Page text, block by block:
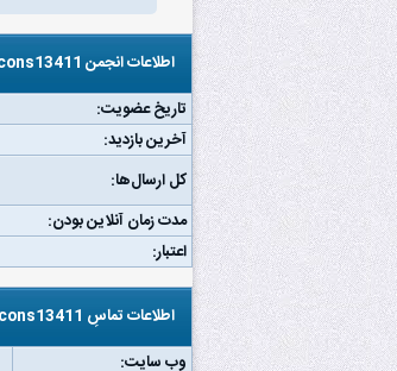
اطلاعات انجمن cons13411
تاریخ عضویت:
آخرین بازدید:
کل ارسال‌ها:
مدت زمان آنلاین بودن:
اعتبار:
اطلاعات تماسِ cons13411
وب‌ سایت: